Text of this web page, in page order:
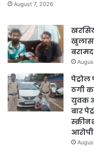
August 7, 2026
बरामद
ठगी
युवक
बार